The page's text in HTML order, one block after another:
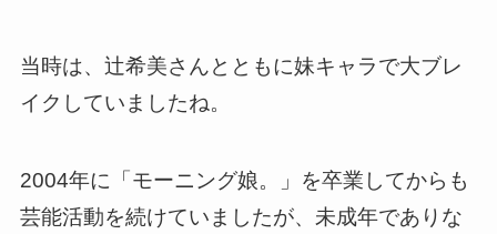
当時は、辻希美さんとともに妹キャラで大ブレ
イクしていましたね。
2004年に「モーニング娘。」を卒業してからも
芸能活動を続けていましたが、未成年でありな